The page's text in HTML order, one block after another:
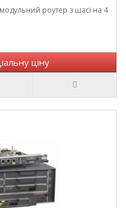
модульний роутер з шасі на 4
ціну